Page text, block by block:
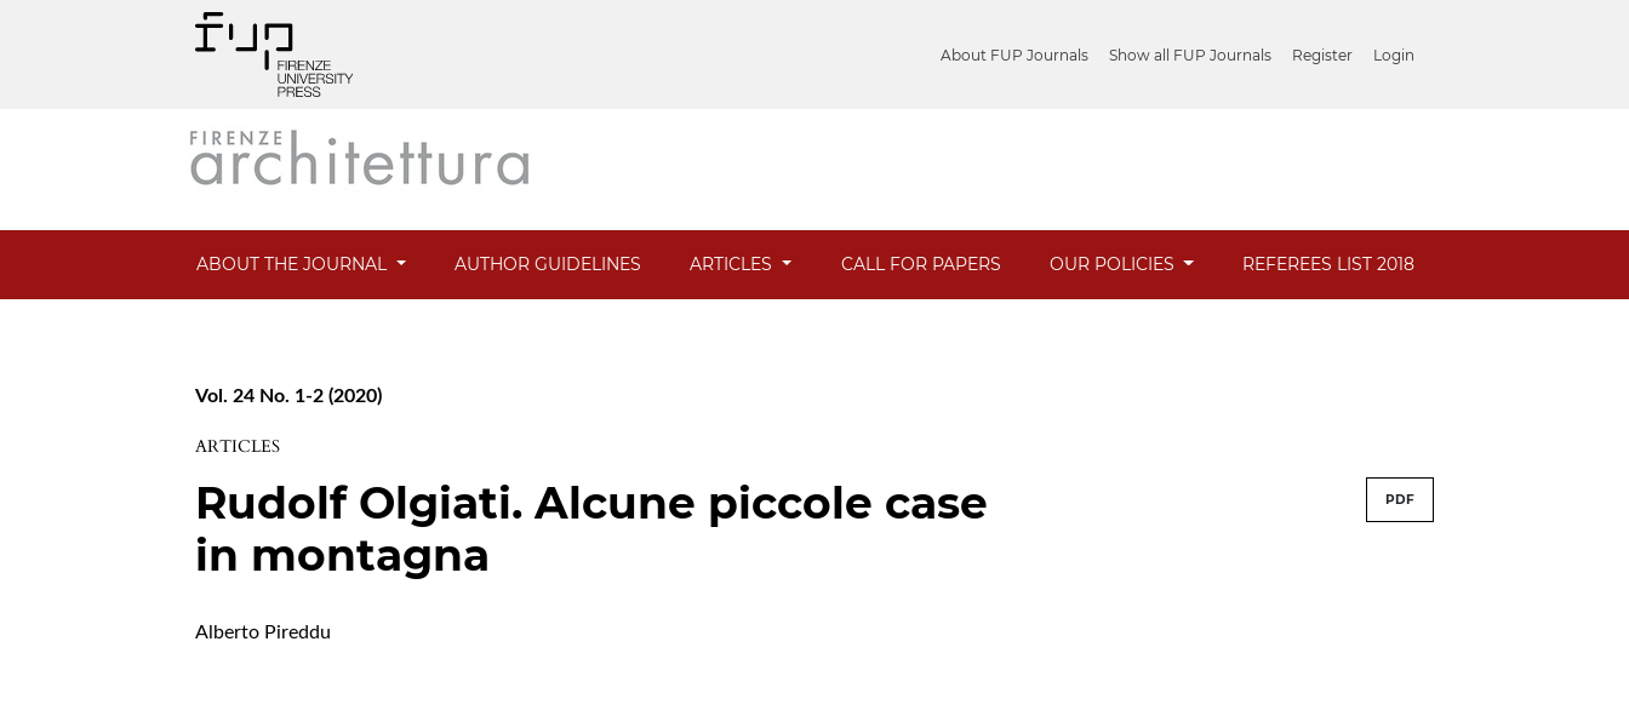
About FUP Journals Show all FUP Journals Register Login
ABOUT THE JOURNAL AUTHOR GUIDELINES ARTICLES CALL FOR PAPERS OUR POLICIES REFEREES LIST 2018
Vol. 24 No. 1-2 (2020)
ARTICLES
Rudolf Olgiati. Alcune piccole case
in montagna
PDF
Alberto Pireddu